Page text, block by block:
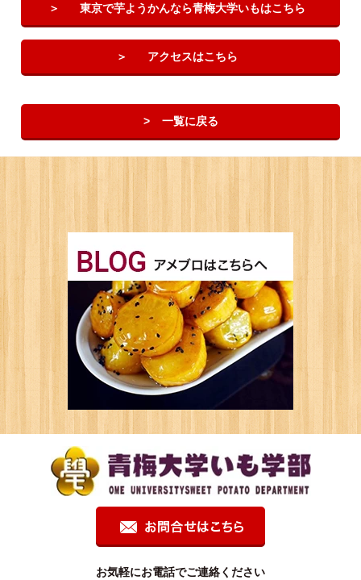
東京で芋ようかんなら青梅大学いもはこちら
アクセスはこちら
一覧に戻る
お気軽にお電話でご連絡ください